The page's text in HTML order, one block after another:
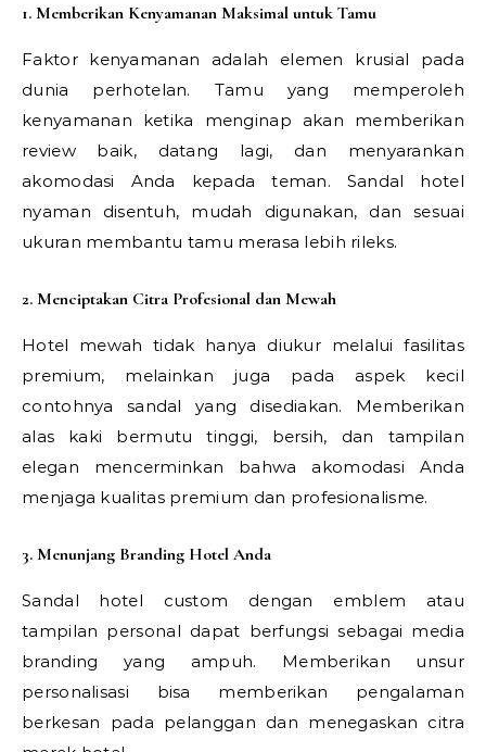
1. Memberikan Kenyamanan Maksimal untuk Tamu
Faktor kenyamanan adalah elemen krusial pada
dunia perhotelan. Tamu yang memperoleh
kenyamanan ketika menginap akan memberikan
review baik, datang lagi, dan menyarankan
akomodasi Anda kepada teman. Sandal hotel
nyaman disentuh, mudah digunakan, dan sesuai
ukuran membantu tamu merasa lebih rileks.
2. Menciptakan Citra Profesional dan Mewah
Hotel mewah tidak hanya diukur melalui fasilitas
premium, melainkan juga pada aspek kecil
contohnya sandal yang disediakan. Memberikan
alas kaki bermutu tinggi, bersih, dan tampilan
elegan mencerminkan bahwa akomodasi Anda
menjaga kualitas premium dan profesionalisme.
3. Menunjang Branding Hotel Anda
Sandal hotel custom dengan emblem atau
tampilan personal dapat berfungsi sebagai media
branding yang ampuh. Memberikan unsur
personalisasi bisa memberikan pengalaman
berkesan pada pelanggan dan menegaskan citra